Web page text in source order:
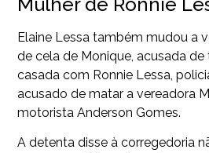
Elaine Lessa também mudou a
de cela de Monique, acusada
casada com Ronnie Lessa,
acusado de matar a vereadora
motorista Anderson Gomes.
A detenta disse à corregedoria